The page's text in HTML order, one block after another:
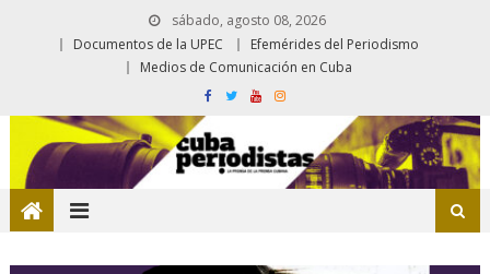
sábado, agosto 08, 2026
Documentos de la UPEC
Efemérides del Periodismo
Medios de Comunicación en Cuba